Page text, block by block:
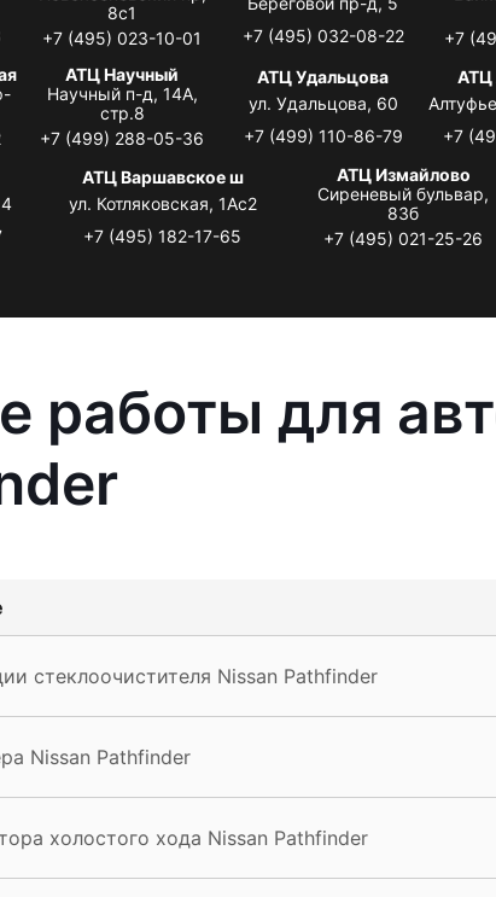
8с1
+7 (495) 023-10-01
+7 (495) 032-08-22
+7
АТЦ Научный
Научный п-д, 14А,
стр.8
+7 (499) 288-05-36
АТЦ Удальцова
ул. Удальцова, 60
+7 (499) 110-86-79
АТЦ
+7
АТЦ Варшавское ш
ул. Котляковская, 1Ас2
+7 (495) 182-17-65
АТЦ Измайлово
Сиреневый бульвар,
83б
+7 (495) 021-25-26
работы для
стеклоочистителя Nissan Pathfinder
Nissan Pathfinder
холостого хода Nissan Pathfinder